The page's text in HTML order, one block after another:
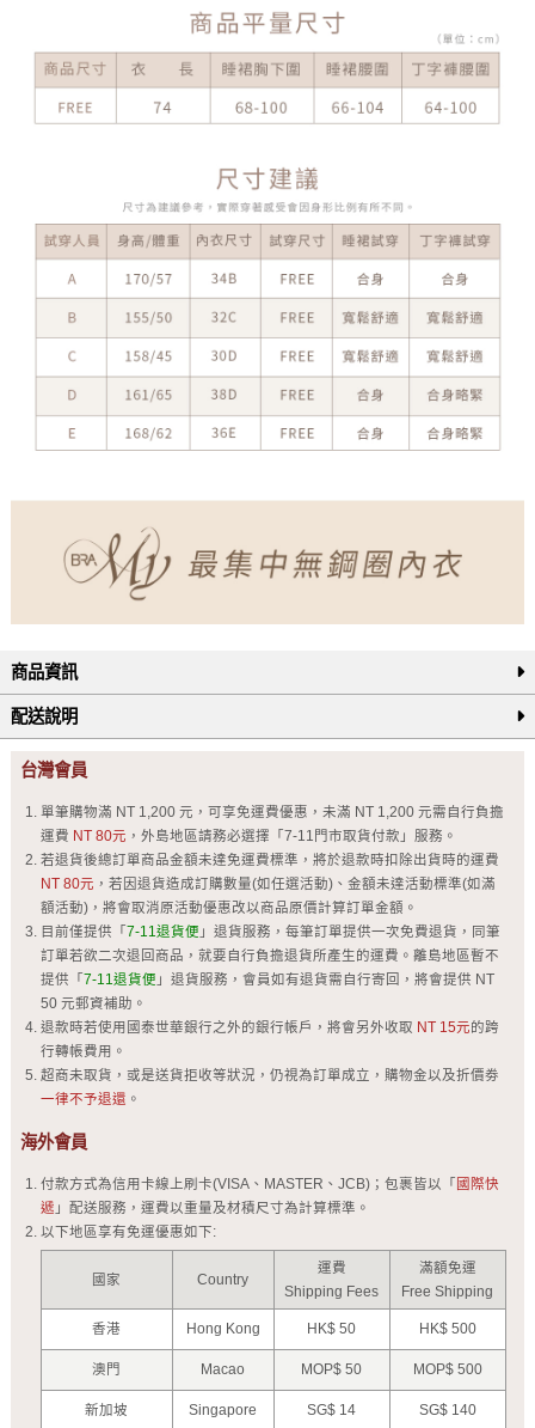
商品資訊
配送說明
台灣會員
單筆購物滿 NT 1,200 元，可享免運費優惠，未滿 NT 1,200 元需自行負擔
運費 NT 80元 ，外島地區請務必選擇「7-11門市取貨付款」服務。
若退貨後總訂單商品金額未達免運費標準，將於退款時扣除出貨時的運費
NT 80元 ，若因退貨造成訂購數量(如任選活動)、金額未達活動標準(如滿
額活動)，將會取消原活動優惠改以商品原價計算訂單金額。
目前僅提供「 7-11退貨便 」退貨服務，每筆訂單提供一次免費退貨，同筆
訂單若欲二次退回商品，就要自行負擔退貨所產生的運費。離島地區暫不
提供「 7-11退貨便 」退貨服務，會員如有退貨需自行寄回，將會提供 NT
50 元郵資補助。
退款時若使用國泰世華銀行之外的銀行帳戶，將會另外收取 NT 15元的跨
行轉帳費用。
超商未取貨，或是送貨拒收等狀況，仍視為訂單成立，購物金以及折價劵
一律不予退還 。
海外會員
付款方式為信用卡線上刷卡(VISA、MASTER、JCB)；包裹皆以「 國際快
遞 」配送服務，運費以重量及材積尺寸為計算標準。
以下地區享有免運優惠如下:
國家 Country
運費
Shipping Fees
滿額免運
Free Shipping
香港 Hong Kong HK$ 50 HK$ 500
澳門 Macao MOP$ 50 MOP$ 500
新加坡 Singapore SG$ 14 SG$ 140